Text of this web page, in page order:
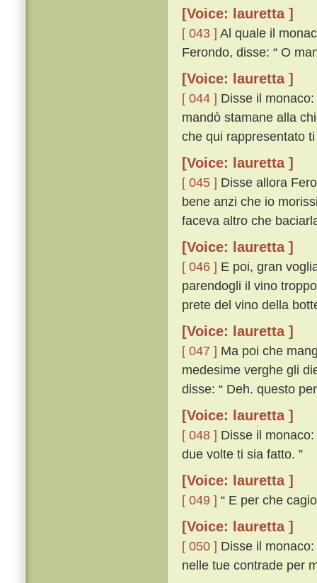
[Voice: lauretta ]
[ 043 ] Al quale il
Ferondo, disse: “ O
[Voice: lauretta ]
[ 044 ] Disse il
mandò stamane alla
che qui rappresentato ti
[Voice: lauretta ]
[ 045 ] Disse allora
bene anzi che io
faceva altro che
[Voice: lauretta ]
[ 046 ] E poi, gran
parendogli il vino
prete del vino della
[Voice: lauretta ]
[ 047 ] Ma poi che
medesime verghe gli
disse: “ Deh. questo
[Voice: lauretta ]
[ 048 ] Disse il
due volte ti sia fatto. ”
[Voice: lauretta ]
[ 049 ] “ E per che
[Voice: lauretta ]
[ 050 ] Disse il
nelle tue contrade per